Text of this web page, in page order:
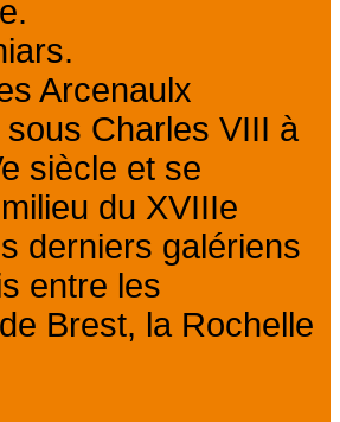
Arcenaulx
Charles VIII à
siècle et se
du XVIIIe
derniers galériens
entre les
Brest, la Rochelle